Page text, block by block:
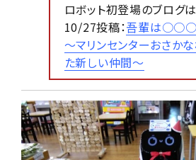
ロボット初登場のブログは
10/27投稿：吾輩は
～マリンセンターおさか
た新しい仲間～